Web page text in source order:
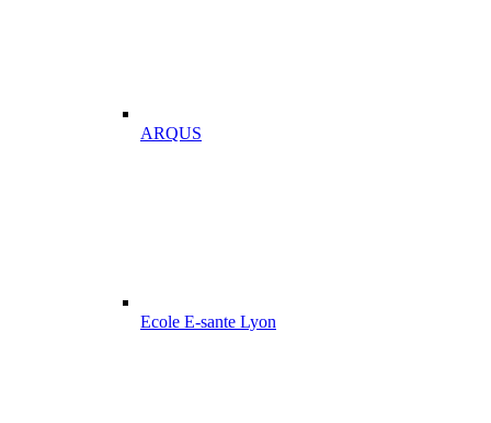
ARQUS
Ecole E-sante Lyon